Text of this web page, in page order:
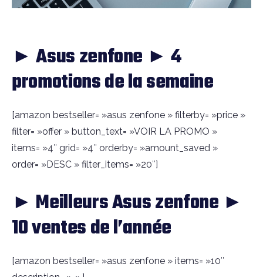
► Asus zenfone ► 4
promotions de la semaine
[amazon bestseller= »asus zenfone » filterby= »price »
filter= »offer » button_text= »VOIR LA PROMO »
items= »4″ grid= »4″ orderby= »amount_saved »
order= »DESC » filter_items= »20″]
► Meilleurs Asus zenfone ►
10 ventes de l’année
[amazon bestseller= »asus zenfone » items= »10″